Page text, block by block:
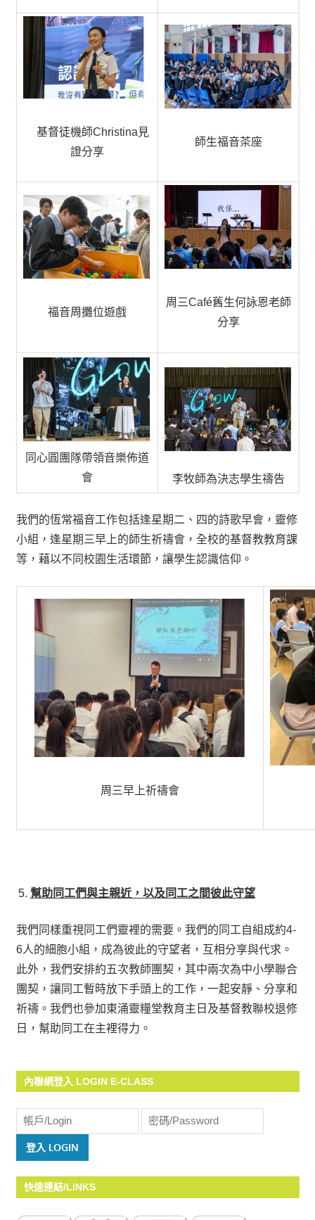
基督徒機師Christina見
證分享
師生福音茶座
福音周攤位遊戲
周三Café舊生何詠恩老師
分享
同心圓團隊帶領音樂佈道
會
李牧師為決志學生禱告
我們的恆常福音工作包括逢星期二、四的詩歌早會，靈修
小組，逢星期三早上的師生祈禱會，全校的基督教教育課
等，藉以不同校園生活環節，讓學生認識信仰。
周三早上祈禱會
幫助同工們與主親近，以及同工之間彼此守望
我們同樣重視同工們靈裡的需要。我們的同工自組成約4-
6人的細胞小組，成為彼此的守望者，互相分享與代求。
此外，我們安排約五次教師團契，其中兩次為中小學聯合
團契，讓同工暫時放下手頭上的工作，一起安靜、分享和
祈禱。我們也參加東涌靈糧堂教育主日及基督教聯校退修
日，幫助同工在主裡得力。
內聯網登入 LOGIN E-CLASS
快速連結/LINKS